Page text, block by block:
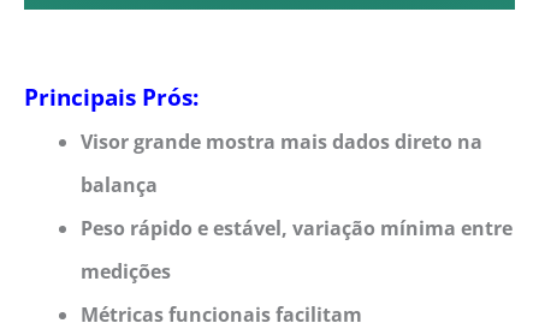
Principais Prós:
Visor grande mostra mais dados direto na
balança
Peso rápido e estável, variação mínima entre
medições
Métricas funcionais facilitam